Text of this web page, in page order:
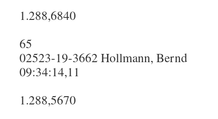
1.288,6840
65
02523-19-3662 Hollmann, Bernd
09:34:14,11
1.288,5670